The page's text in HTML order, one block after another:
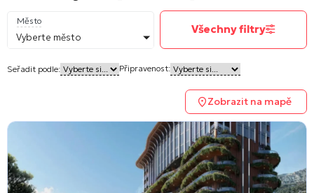
Město
Vyberte město
Všechny filtry
Seřadit podle: Připravenost:
Zobrazit na mapě